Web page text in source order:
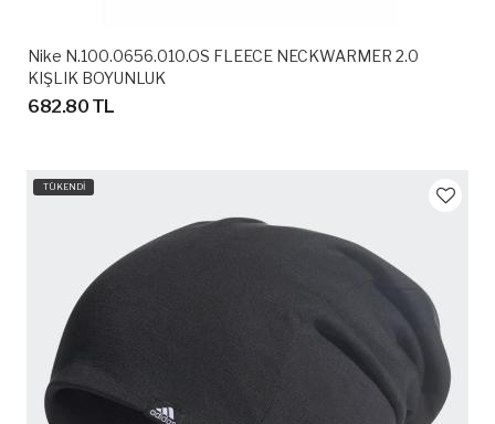
Nike N.100.0656.010.OS FLEECE NECKWARMER 2.0
KIŞLIK BOYUNLUK
682.80 TL
TÜKENDİ